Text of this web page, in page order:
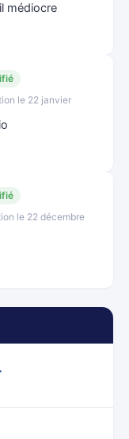
médiocre
le 22 janvier
le 22 décembre